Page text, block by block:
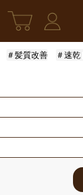
＃髪質改善 ＃速
新発売
アウトバストリー
指定なし
モロッカンオイル
ふんわり